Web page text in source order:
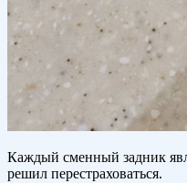
Каждый сменный задник
решил перестраховаться.